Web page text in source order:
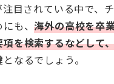
目されている中で、
にも、海外の高校を卒
を検索するなどして
なるでしょう。